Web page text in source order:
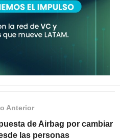
Anterior
de Airbag por cambiar
las personas